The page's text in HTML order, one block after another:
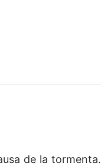
de la tormenta.